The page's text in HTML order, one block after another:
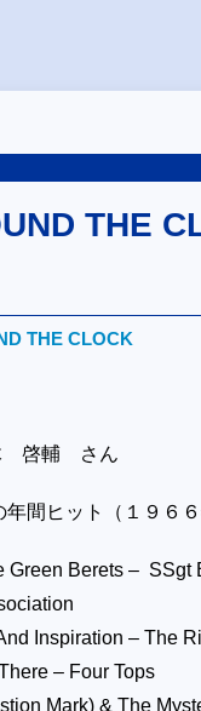
THE
THE CLOCK
啓輔 さん
間ヒット（１９６６
Green Berets – SSgt
Inspiration – The
– Four Tops
Mark) & The